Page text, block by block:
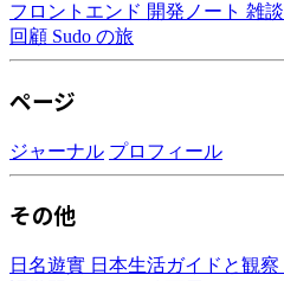
フロントエンド 開発ノート 雑談
回顧 Sudo の旅
ページ
ジャーナル プロフィール
その他
日名遊實 日本生活ガイドと観察